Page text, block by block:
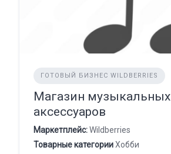
ГОТОВЫЙ БИЗНЕС WILDBERRIES
Магазин музыкальных
аксессуаров
Маркетплейс:Wildberries
Товарные категорииХобби